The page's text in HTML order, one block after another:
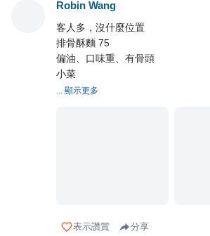
Robin Wang
客人多，沒什麼位置
排骨酥麵 75
偏油、口味重、有骨頭
小菜
... 顯示更多
表示讚賞 分享